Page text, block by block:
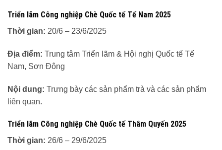
Triển lãm Công nghiệp Chè Quốc tế Tế Nam 2025
Thời gian: 20/6 – 23/6/2025
Địa điểm: Trung tâm Triển lãm & Hội nghị Quốc tế Tế
Nam, Sơn Đông
Nội dung: Trưng bày các sản phẩm trà và các sản phẩm
liên quan.
Triển lãm Công nghiệp Chè Quốc tế Thâm Quyến 2025
Thời gian: 26/6 – 29/6/2025